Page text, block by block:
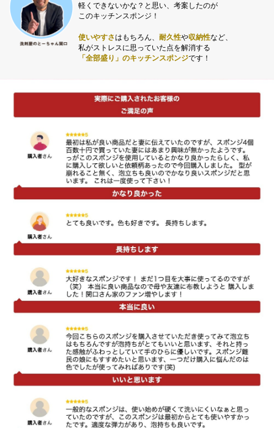
軽くできないかな？と思い、考案したのが
このキッチンスポンジ！
使いやすさはもちろん、 耐久性や収納性など、
私がストレスに思っていた点を解消する
「全部盛り」のキッチンスポンジです！